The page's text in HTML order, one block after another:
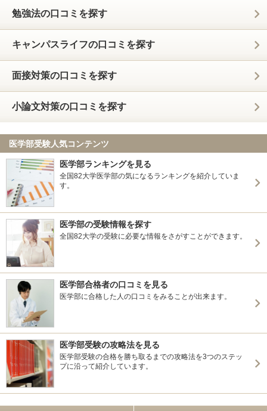
勉強法の口コミを探す
キャンパスライフの口コミを探す
面接対策の口コミを探す
小論文対策の口コミを探す
医学部受験人気コンテンツ
医学部ランキングを見る
全国82大学医学部の気になるランキングを紹介していま
す。
医学部の受験情報を探す
全国82大学の受験に必要な情報をさがすことができます。
医学部合格者の口コミを見る
医学部に合格した人の口コミをみることが出来ます。
医学部受験の攻略法を見る
医学部受験の合格を勝ち取るまでの攻略法を3つのステッ
プに沿って紹介しています。